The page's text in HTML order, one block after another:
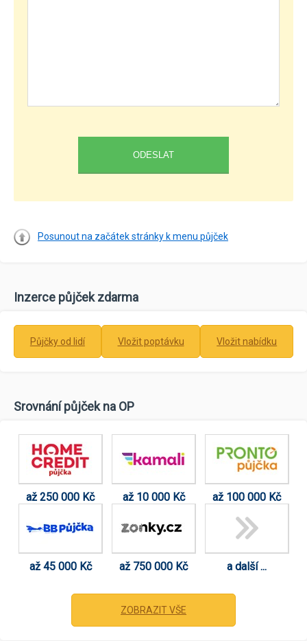
Posunout na začátek stránky k menu půjček
Inzerce půjček zdarma
Půjčky od lidí Vložit poptávku Vložit nabídku
Srovnání půjček na OP
až 250 000 Kč až 10 000 Kč až 100 000 Kč
až 45 000 Kč až 750 000 Kč a další ...
ZOBRAZIT VŠE